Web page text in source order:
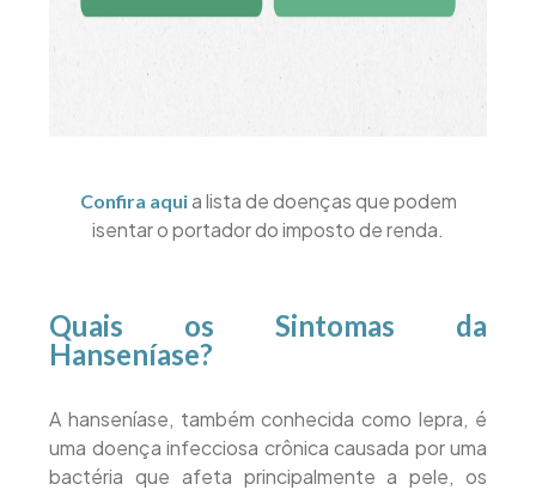
Confira aquia lista de doenças que podem
isentar o portador do imposto de renda.
Quais os Sintomas da
Hanseníase?
A hanseníase, também conhecida como lepra, é
uma doença infecciosa crônica causada por uma
bactéria que afeta principalmente a pele, os